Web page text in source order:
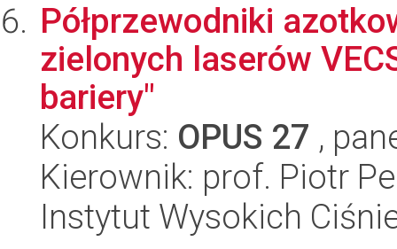
Półprzewodniki
zielonych laserów
bariery"
Konkurs: OPUS 27 ,
Kierownik: prof. Piotr
Instytut Wysokich